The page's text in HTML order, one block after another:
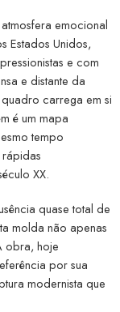
emocional
Estados Unidos,
e com
e distante da
carrega em si
é um mapa
tempo
rápidas
XX.
quase total de
molda não apenas
obra, hoje
por sua
modernista que